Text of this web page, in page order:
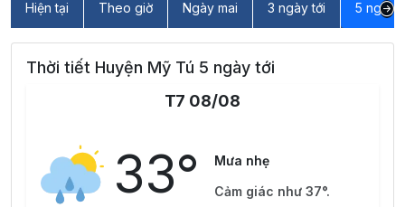
Hiện tại Theo giờ Ngày mai 3 ngày tới 5 ngày
Thời tiết Huyện Mỹ Tú 5 ngày tới
T7 08/08
33°
Mưa nhẹ
Cảm giác như 37°.